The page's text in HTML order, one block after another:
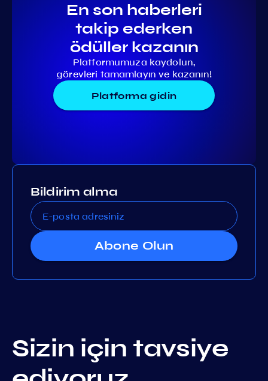
En son haberleri
takip ederken
ödüller kazanın
Platformumuza kaydolun,
görevleri tamamlayın ve kazanın!
Platforma gidin
Bildirim alma
Abone Olun
Sizin için tavsiye